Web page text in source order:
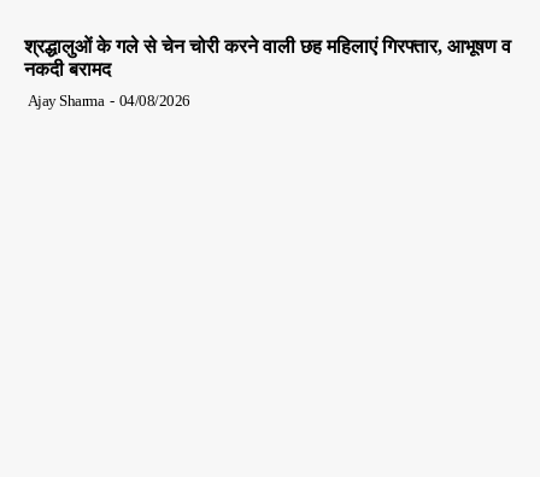
श्रद्धालुओं के गले से चेन चोरी करने वाली छह महिलाएं गिरफ्तार, आभूषण व
नकदी बरामद
Ajay Sharma - 04/08/2026